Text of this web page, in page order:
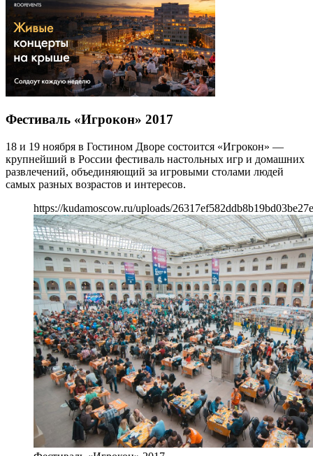
Фестиваль «Игрокон» 2017
18 и 19 ноября в Гостином Дворе состоится «Игрокон» —
крупнейший в России фестиваль настольных игр и домашних
развлечений, объединяющий за игровыми столами людей
самых разных возрастов и интересов.
https://kudamoscow.ru/uploads/